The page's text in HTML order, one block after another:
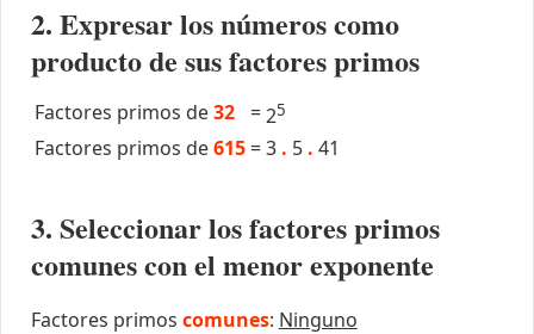
2. Expresar los números como
producto de sus factores primos
Factores primos de32 =25
Factores primos de615 =3 . 5 . 41
3. Seleccionar los factores primos
comunes con el menor exponente
Factores primos comunes: Ninguno